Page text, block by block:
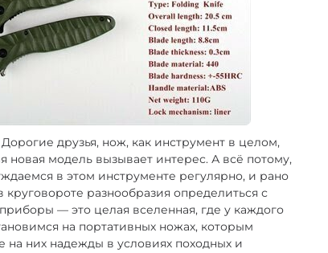
друзья, нож, как инструмент в целом,
модель вызывает интерес. А всё потому,
в этом инструменте регулярно, и рано
разнообразия определиться с
— это целая вселенная, где у каждого
на портативных ножах, которым
них надежды в условиях походных и